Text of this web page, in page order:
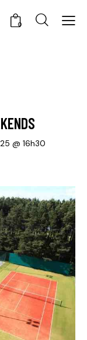
0
@ 16h30